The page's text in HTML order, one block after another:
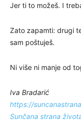
Jer ti to možeš. I
Zato zapamti: drugi
sam poštuješ.
Ni više ni manje od
Iva Bradarić
https://
Sunčana strana